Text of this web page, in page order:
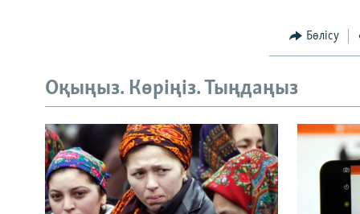
Бөлісу
Оқыңыз. Көріңіз. Тыңдаңыз